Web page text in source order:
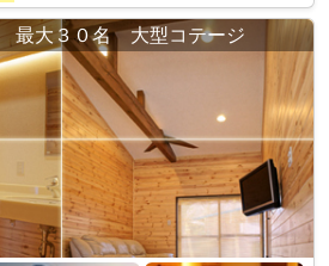
最大３０名 大型コテージ